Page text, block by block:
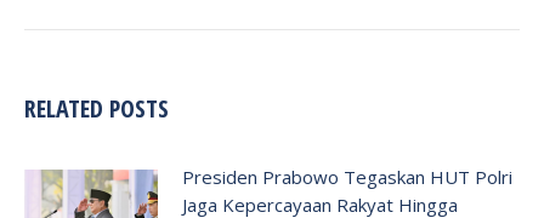
RELATED POSTS
Presiden Prabowo Tegaskan HUT Polri
Jaga Kepercayaan Rakyat Hingga